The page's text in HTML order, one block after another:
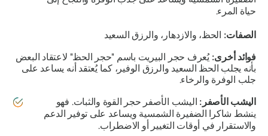
حياة المرء.
الصفات:الحظ، والازدهار، والرزق السعيد
فوائد أخرى:يُعرف حجر البيريت باسم "حجر الحظ" لاعتقاد البعض
بأنه يجلب الحظ السعيد والرزق الوفير، كما يُعتقد أنه يساعد على
جلب الوفرة والرخاء.
اليشب الأصفر:اليشب الأصفر حجر القوة والثبات. فهو
ينشط شاكرا الضفيرة الشمسية ويساعد على توفير الدعم
والاستقرار في أوقات التغيير أو الاضطراب.